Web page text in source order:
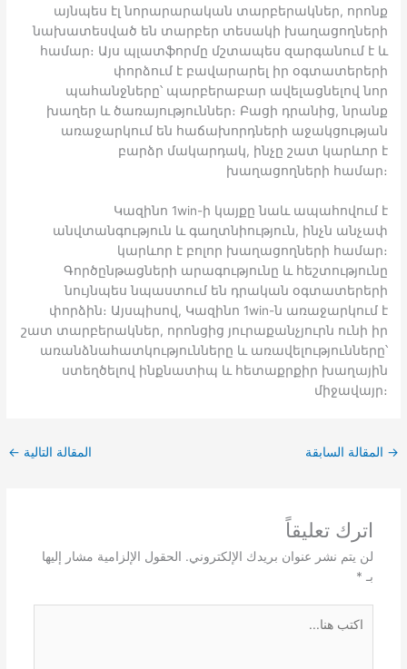
այնպես էլ նորարարական տարբերակներ, որոնք
նախատեսված են տարբեր տեսակի խաղացողների
համար։ Այս պլատֆորմը մշտապես զարգանում է և
փորձում է բավարարել իր օգտատերերի
պահանջները՝ պարբերաբար ավելացնելով նոր
խաղեր և ծառայություններ։ Բացի դրանից, նրանք
առաջարկում են հաճախորդների աջակցության
բարձր մակարդակ, ինչը շատ կարևոր է
խաղացողների համար։
Կազինո 1win-ի կայքը նաև ապահովում է
անվտանգություն և գաղտնիություն, ինչն անչափ
կարևոր է բոլոր խաղացողների համար։
Գործընթացների արագությունը և հեշտությունը
նույնպես նպաստում են դրական օգտատերերի
փորձին։ Այսպիսով, Կազինո 1win-ն առաջարկում է
շատ տարբերակներ, որոնցից յուրաքանչյուրն ունի իր
առանձնահատկությունները և առավելությունները՝
ստեղծելով ինքնատիպ և հետաքրքիր խաղային
միջավայր։
→ المقالة السابقة المقالة التالية ←
اترك تعليقاً
لن يتم نشر عنوان بريدك الإلكتروني. الحقول الإلزامية مشار إليها
بـ *
هنا...